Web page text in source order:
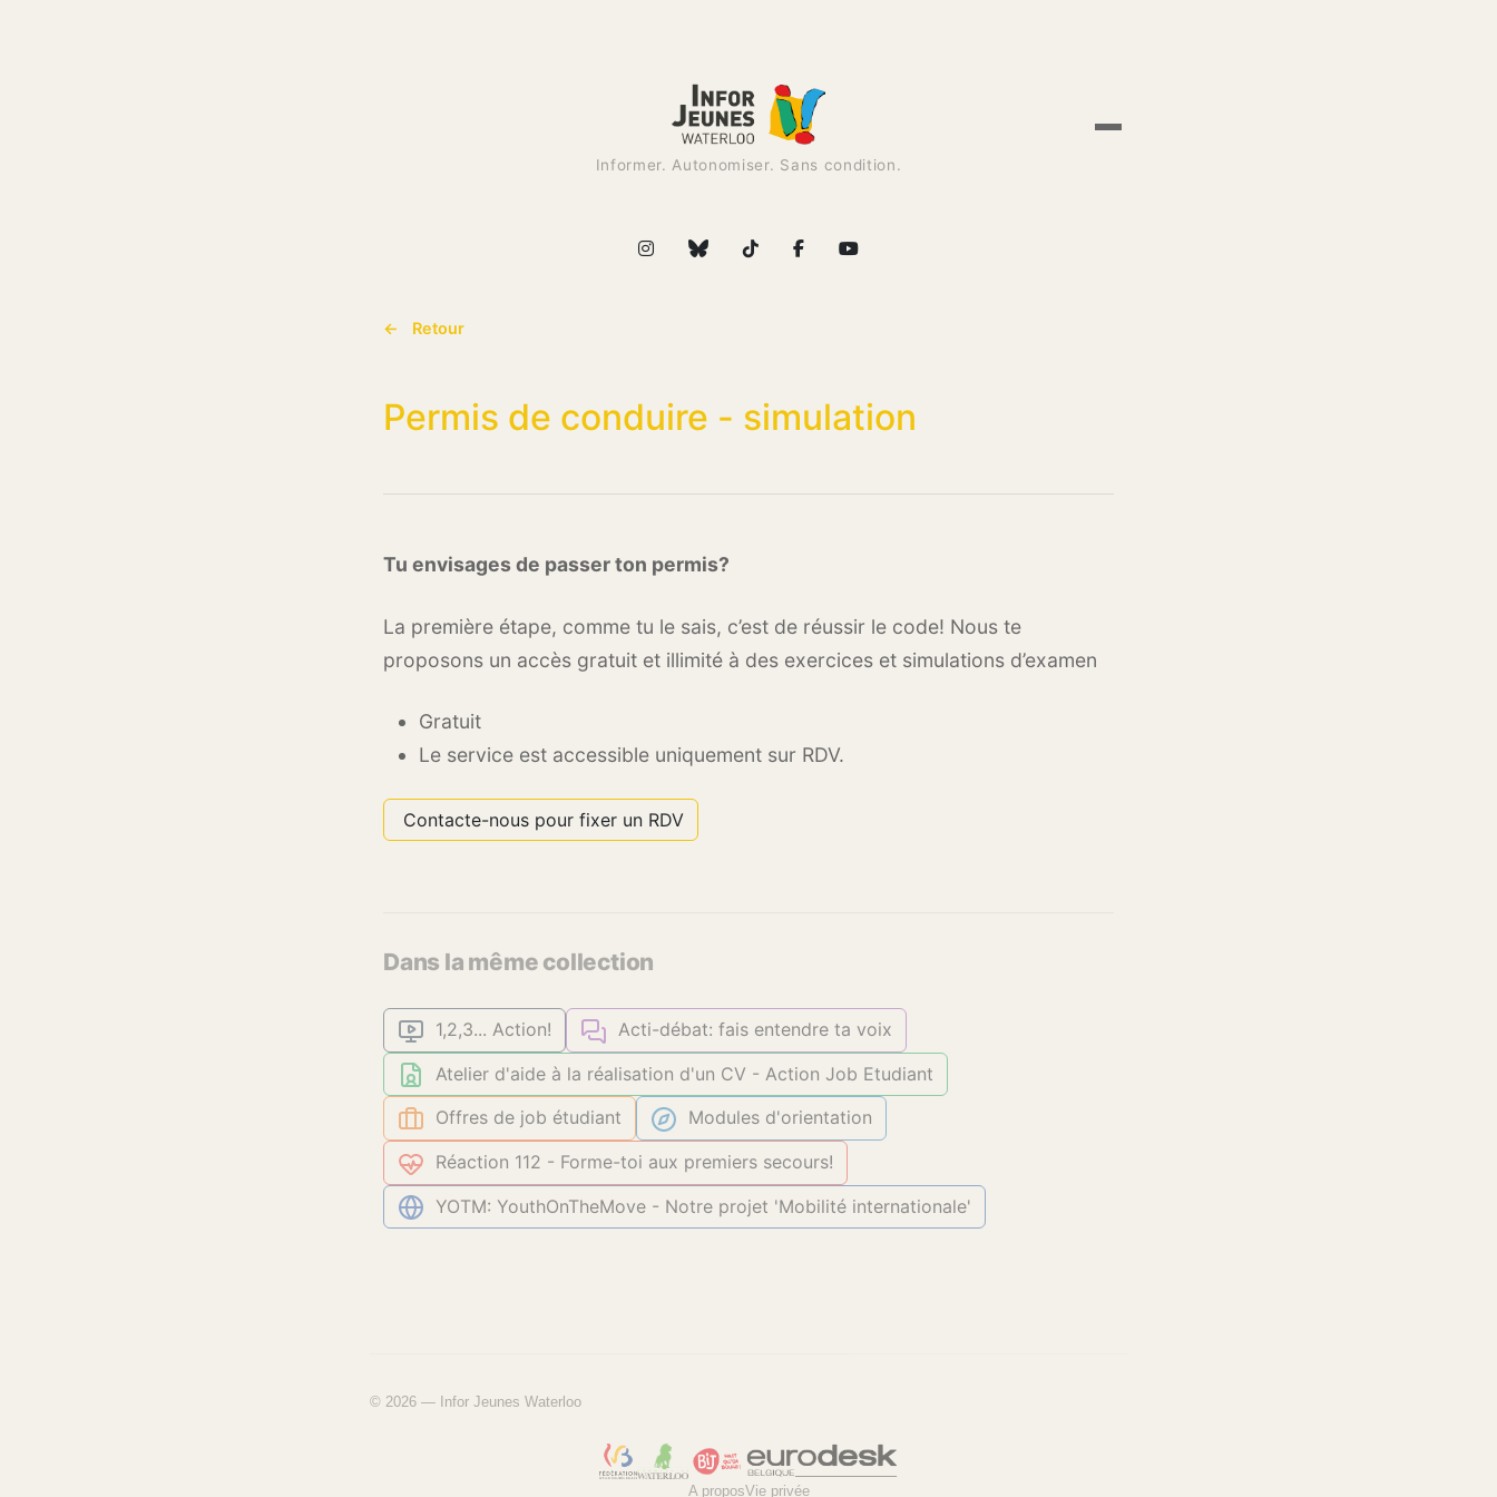
Informer. Autonomiser. Sans condition.
← Retour
Permis de conduire - simulation
Tu envisages de passer ton permis?
La première étape, comme tu le sais, c’est de réussir le code! Nous te
proposons un accès gratuit et illimité à des exercices et simulations d’examen
Gratuit
Le service est accessible uniquement sur RDV.
Contacte-nous pour fixer un RDV
Dans la même collection
1,2,3... Action!
Acti-débat: fais entendre ta voix
Atelier d'aide à la réalisation d'un CV - Action Job Etudiant
Offres de job étudiant
Modules d'orientation
Réaction 112 - Forme-toi aux premiers secours!
YOTM: YouthOnTheMove - Notre projet 'Mobilité internationale'
© 2026 — Infor Jeunes Waterloo
A proposVie privée